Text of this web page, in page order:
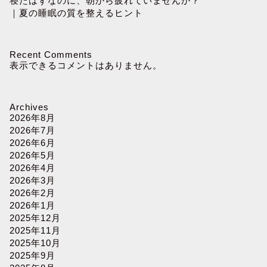
｜夏の睡眠の質を整えるヒント
Recent Comments
表示できるコメントはありません。
Archives
2026年8月
2026年7月
2026年6月
2026年5月
2026年4月
2026年3月
2026年2月
2026年1月
2025年12月
2025年11月
2025年10月
2025年9月